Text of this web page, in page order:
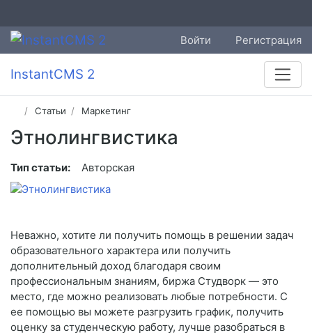
Войти Регистрация
InstantCMS 2
Статьи Маркетинг
Этнолингвистика
Тип статьи: Авторская
Неважно, хотите ли получить помощь в решении задач
образовательного характера или получить
дополнительный доход благодаря своим
профессиональным знаниям, биржа Студворк — это
место, где можно реализовать любые потребности. С
ее помощью вы можете разгрузить график, получить
оценку за студенческую работу, лучше разобраться в